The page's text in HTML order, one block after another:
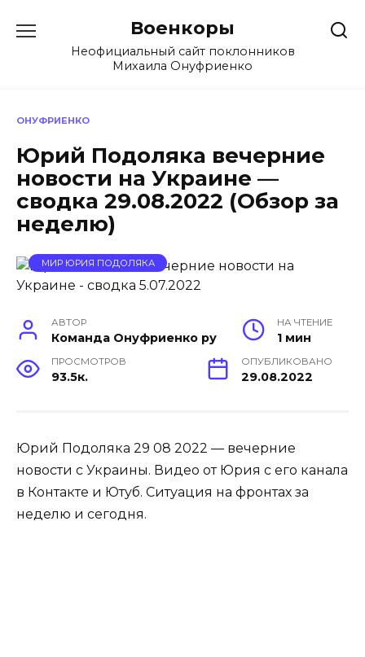
содержанию
Военкоры
Неофициальный сайт поклонников
Михаила Онуфриенко
ОНУФРИЕНКО
Юрий Подоляка вечерние
новости на Украине —
сводка 29.08.2022 (Обзор за
неделю)
МИР ЮРИЯ ПОДОЛЯКА
АВТОР
Команда Онуфриенко ру
НА ЧТЕНИЕ
1 мин
ПРОСМОТРОВ
93.5к.
ОПУБЛИКОВАНО
29.08.2022
Юрий Подоляка 29 08 2022 — вечерние
новости с Украины. Видео от Юрия с его канала
в Контакте и Ютуб. Ситуация на фронтах за
неделю и сегодня.